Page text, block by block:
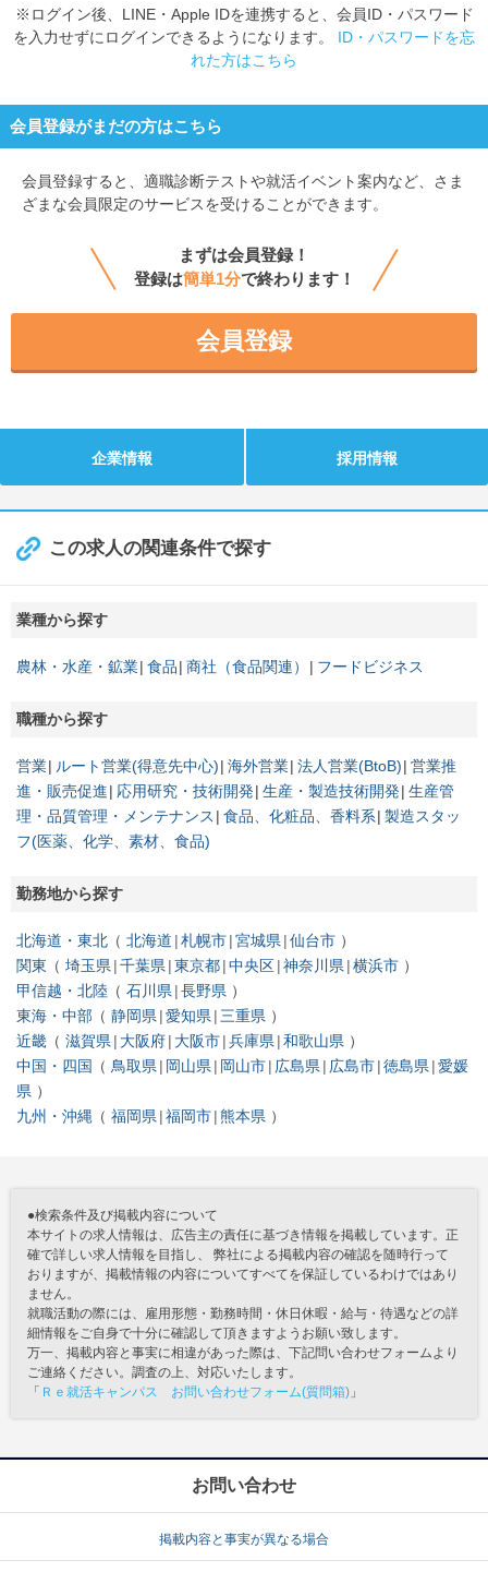
※ログイン後、LINE・Apple IDを連携すると、会員ID・パスワード
を入力せずにログインできるようになります。 ID・パスワードを忘
れた方はこちら
会員登録がまだの方はこちら
会員登録すると、 適職診断テストや就活イベント案内など、さま
ざまな会員限定のサービスを受けることができます。
まずは会員登録！
登録は簡単1分で終わります！
会員登録
企業情報 採用情報
この求人の関連条件で探す
業種から探す
農林・水産・鉱業 食品 商社（食品関連） フードビジネス
職種から探す
営業 ルート営業(得意先中心) 海外営業 法人営業(BtoB) 営業推
進・販売促進
応用研究・技術開発 生産・製造技術開発 生産管
理・品質管理・メンテナンス
食品、化粧品、香料系 製造スタッ
フ(医薬、化学、素材、食品)
勤務地から探す
北海道・東北 北海道 札幌市 宮城県 仙台市
関東
埼玉県 千葉県 東京都 中央区 神奈川県 横浜市
甲信越・北陸
石川県 長野県
東海・中部
静岡県 愛知県
三重県
近畿
滋賀県 大阪府 大阪市 兵庫県 和歌山県
中国・四国
鳥取県 岡山県 岡山市 広島県 広島市 徳島県 愛媛
県
九州・沖縄
福岡県 福岡市 熊本県
●検索条件及び掲載内容について
本サイトの求人情報は、広告主の責任に基づき情報を掲載しています。正
確で詳しい求人情報を目指し、 弊社による掲載内容の確認を随時行って
おりますが、掲載情報の内容についてすべてを保証しているわけではあり
ません。
就職活動の際には、雇用形態・勤務時間・休日休暇・給与・待遇などの詳
細情報をご自身で十分に確認して頂きますようお願い致します。
万一、掲載内容と事実に相違があった際は、下記問い合わせフォームより
ご連絡ください。調査の上、対応いたします。
「 Ｒｅ就活キャンパス お問い合わせフォーム(質問箱) 」
お問い合わせ
掲載内容と事実が異なる場合